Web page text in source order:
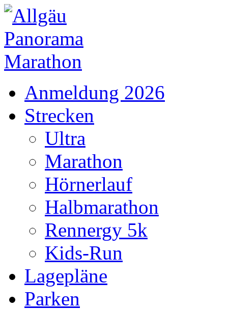
Anmeldung 2026
Strecken
Ultra
Marathon
Hörnerlauf
Halbmarathon
Rennergy 5k
Kids-Run
Lagepläne
Parken